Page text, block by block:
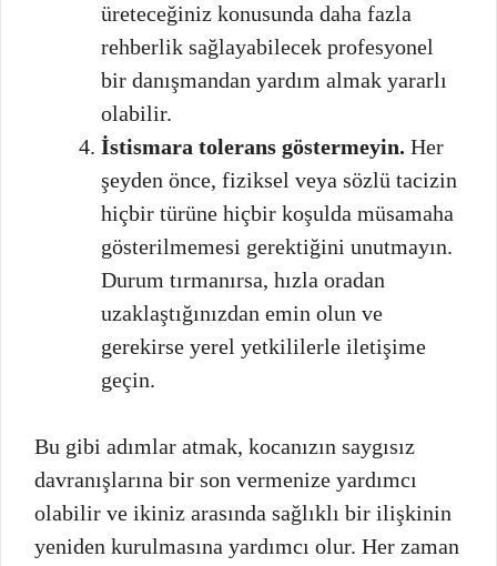
üreteceğiniz konusunda daha fazla
rehberlik sağlayabilecek profesyonel
bir danışmandan yardım almak yararlı
olabilir.
İstismara tolerans göstermeyin. Her
şeyden önce, fiziksel veya sözlü tacizin
hiçbir türüne hiçbir koşulda müsamaha
gösterilmemesi gerektiğini unutmayın.
Durum tırmanırsa, hızla oradan
uzaklaştığınızdan emin olun ve
gerekirse yerel yetkililerle iletişime
geçin.
Bu gibi adımlar atmak, kocanızın saygısız
davranışlarına bir son vermenize yardımcı
olabilir ve ikiniz arasında sağlıklı bir ilişkinin
yeniden kurulmasına yardımcı olur. Her zaman